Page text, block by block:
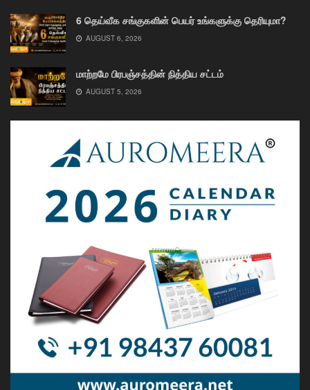
6 தெய்வீக சங்குகளின் பெயர் உங்களுக்கு தெரியுமா?
AUGUST 6, 2026
மாற்றமே பிரபஞ்சத்தின் நித்திய சட்டம்
AUGUST 5, 2026